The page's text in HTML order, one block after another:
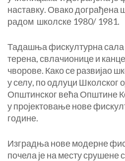
наставку. Овако дограђена
радом школске 1980/ 1981.
Тадашња фискултурна сала
терена, свлачионице и
чворове. Како се развијао
у селу, по одлуци Школског
Општинског већа Општине
у пројектовање нове
године.
Изградња нове модерне
почела је на месту срушене